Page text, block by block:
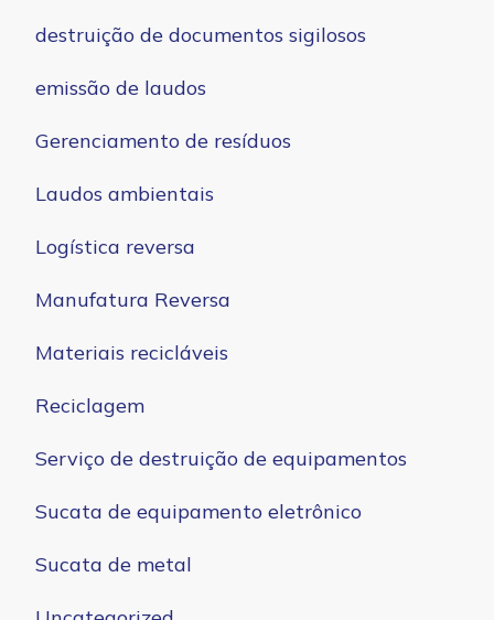
destruição de documentos sigilosos
emissão de laudos
Gerenciamento de resíduos
Laudos ambientais
Logística reversa
Manufatura Reversa
Materiais recicláveis
Reciclagem
Serviço de destruição de equipamentos
Sucata de equipamento eletrônico
Sucata de metal